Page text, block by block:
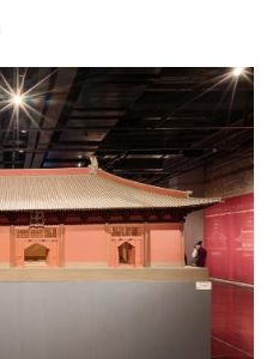
图片 政务
金融 汽车
信息化 数字经济
银龄 溯源中国
能源 会展
悦读